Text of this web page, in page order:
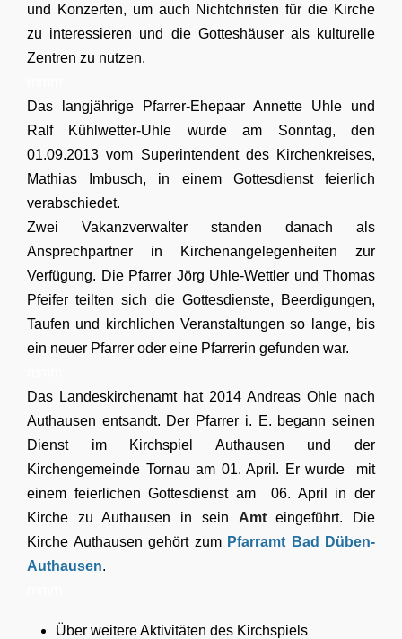
und Konzerten, um auch Nichtchristen für die Kirche
zu interessieren und die Gotteshäuser als kulturelle
Zentren zu nutzen.
Das langjährige Pfarrer-Ehepaar Annette Uhle und
Ralf Kühlwetter-Uhle wurde am Sonntag, den
01.09.2013 vom Superintendent des Kirchenkreises,
Mathias Imbusch, in einem Gottesdienst feierlich
verabschiedet.
Zwei Vakanzverwalter standen danach als
Ansprechpartner in Kirchenangelegenheiten zur
Verfügung. Die Pfarrer Jörg Uhle-Wettler und Thomas
Pfeifer teilten sich die Gottesdienste, Beerdigungen,
Taufen und kirchlichen Veranstaltungen so lange, bis
ein neuer Pfarrer oder eine Pfarrerin gefunden war.
Das Landeskirchenamt hat 2014 Andreas Ohle nach
Authausen entsandt. Der Pfarrer i. E. begann seinen
Dienst im Kirchspiel Authausen und der
Kirchengemeinde Tornau am 01. April. Er wurde mit
einem feierlichen Gottesdienst am 06. April in der
Kirche zu Authausen in sein Amteingeführt. Die
Kirche Authausen gehört zum Pfarramt Bad Düben-
Authausen.
Über weitere Aktivitäten des Kirchspiels